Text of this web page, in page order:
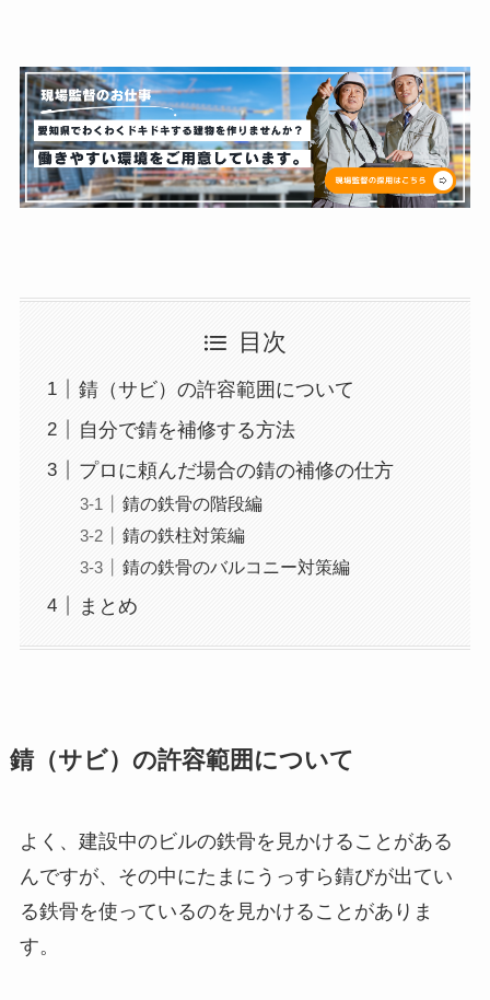
目次
錆（サビ）の許容範囲について
自分で錆を補修する方法
プロに頼んだ場合の錆の補修の仕方
錆の鉄骨の階段編
錆の鉄柱対策編
錆の鉄骨のバルコニー対策編
まとめ
錆（サビ）の許容範囲について
よく、建設中のビルの鉄骨を見かけることがある
んですが、その中にたまにうっすら錆びが出てい
る鉄骨を使っているのを見かけることがありま
す。